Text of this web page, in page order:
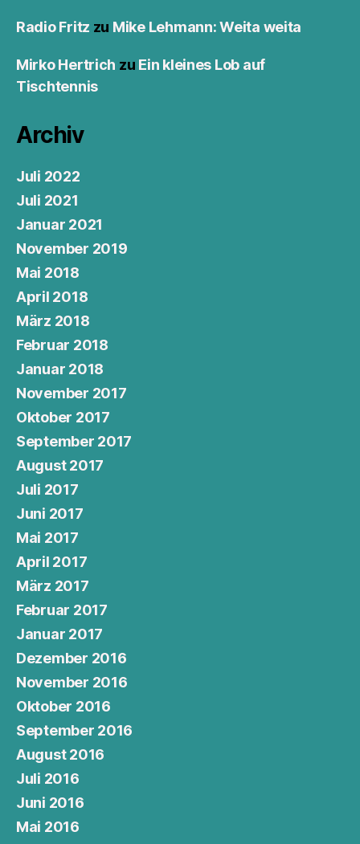
Radio Fritz zu Mike Lehmann: Weita weita
Mirko Hertrich zu Ein kleines Lob auf
Tischtennis
Archiv
Juli 2022
Juli 2021
Januar 2021
November 2019
Mai 2018
April 2018
März 2018
Februar 2018
Januar 2018
November 2017
Oktober 2017
September 2017
August 2017
Juli 2017
Juni 2017
Mai 2017
April 2017
März 2017
Februar 2017
Januar 2017
Dezember 2016
November 2016
Oktober 2016
September 2016
August 2016
Juli 2016
Juni 2016
Mai 2016